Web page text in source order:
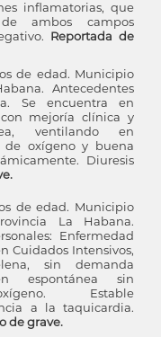
inflamatorias, que
ambos campos
Reportada de
de edad. Municipio
Antecedentes
Se encuentra en
mejoría clínica y
ventilando en
de oxígeno y buena
Diuresis
de edad. Municipio
La Habana.
Enfermedad
Cuidados Intensivos,
sin demanda
espontánea sin
Estable
a la taquicardia.
de grave.